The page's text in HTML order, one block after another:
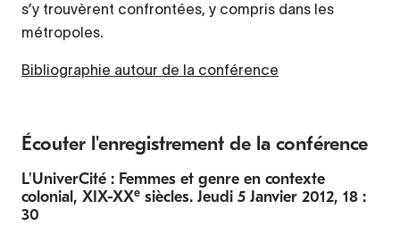
s’y trouvèrent confrontées, y compris dans les
métropoles.
Bibliographie autour de la conférence
Écouter l'enregistrement de la conférence
L'UniverCité : Femmes et genre en contexte
colonial, XIX-XXe siècles. Jeudi 5 Janvier 2012, 18 :
30